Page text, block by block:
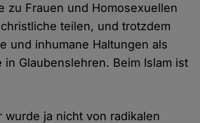
zu Frauen und Homosexuellen
teilen, und trotzdem
und inhumane Haltungen als
in Glaubenslehren. Beim Islam ist
wurde ja nicht von radikalen